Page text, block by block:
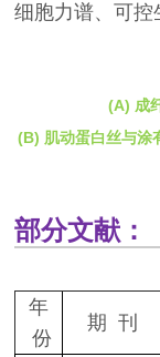
细胞力谱、可控
(A) 成
(B) 肌动蛋白丝与涂
部分文献：
年
份
期 刊